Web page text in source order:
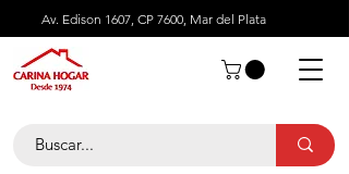
Av. Edison 1607, CP 7600, Mar del Plata